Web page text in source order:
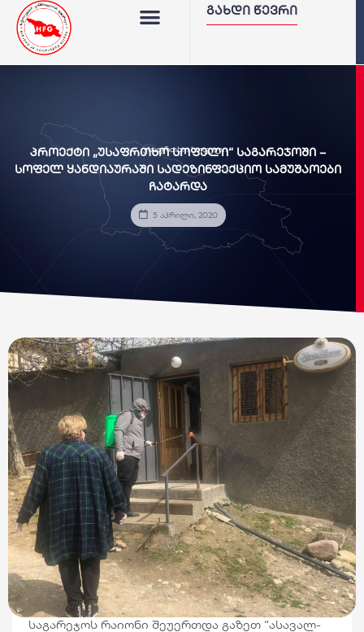
გახდი წევრი
უსაფრთხო სოფელი
პროექტი „უსაფრთხო სოფელი“ საგარეჯოში –
სოფელ ყანდიაურაში სადეზინფექციო სამუშაოები
ჩატარდა
5 აპრილი, 2020
საგარეჯოს რაიონი შეუერთდა გაზეთ “ასავალ-